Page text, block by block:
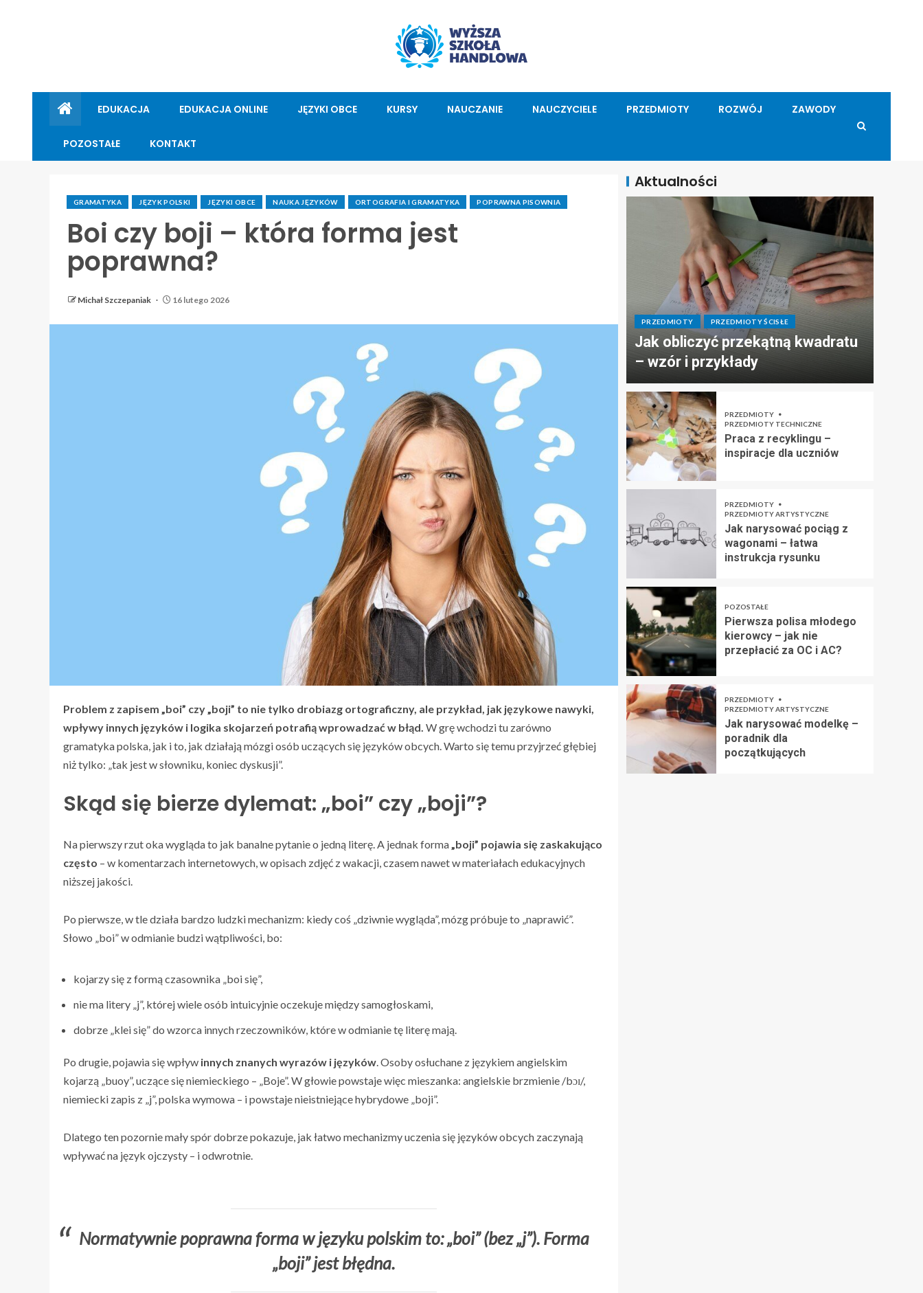
EDUKACJA EDUKACJA ONLINE JĘZYKI OBCE KURSY NAUCZANIE NAUCZYCIELE PRZEDMIOTY ROZWÓJ ZAWODY
POZOSTAŁE KONTAKT
GRAMATYKA JĘZYK POLSKI JĘZYKI OBCE NAUKA JĘZYKÓW ORTOGRAFIA I GRAMATYKA POPRAWNA PISOWNIA
Boi czy boji – która forma jest
poprawna?
Michał Szczepaniak 16 lutego 2026
Problem z zapisem „boi” czy „boji” to nie tylko drobiazg ortograficzny, ale przykład, jak językowe nawyki,
wpływy innych języków i logika skojarzeń potrafią wprowadzać w błąd. W grę wchodzi tu zarówno
gramatyka polska, jak i to, jak działają mózgi osób uczących się języków obcych. Warto się temu przyjrzeć głębiej
niż tylko: „tak jest w słowniku, koniec dyskusji”.
Skąd się bierze dylemat: „boi” czy „boji”?
Na pierwszy rzut oka wygląda to jak banalne pytanie o jedną literę. A jednak forma„boji” pojawia się zaskakująco
często – w komentarzach internetowych, w opisach zdjęć z wakacji, czasem nawet w materiałach edukacyjnych
niższej jakości.
Po pierwsze, w tle działa bardzo ludzki mechanizm: kiedy coś „dziwnie wygląda”, mózg próbuje to „naprawić”.
Słowo „boi” w odmianie budzi wątpliwości, bo:
kojarzy się z formą czasownika „boi się”,
nie ma litery „j”, której wiele osób intuicyjnie oczekuje między samogłoskami,
dobrze „klei się” do wzorca innych rzeczowników, które w odmianie tę literę mają.
Po drugie, pojawia się wpływ innych znanych wyrazów i języków. Osoby osłuchane z językiem angielskim
kojarzą „buoy”, uczące się niemieckiego – „Boje”. W głowie powstaje więc mieszanka: angielskie brzmienie /bɔɪ/,
niemiecki zapis z „j”, polska wymowa – i powstaje nieistniejące hybrydowe „boji”.
Dlatego ten pozornie mały spór dobrze pokazuje, jak łatwo mechanizmy uczenia się języków obcych zaczynają
wpływać na język ojczysty – i odwrotnie.
Normatywnie poprawna forma w języku polskim to: „boi” (bez „j”). Forma
„boji” jest błędna.
Aktualności
PRZEDMIOTY PRZEDMIOTY ŚCISŁE
Jak obliczyć przekątną kwadratu
– wzór i przykłady
PRZEDMIOTY
PRZEDMIOTY TECHNICZNE
Praca z recyklingu –
inspiracje dla uczniów
PRZEDMIOTY
PRZEDMIOTY ARTYSTYCZNE
Jak narysować pociąg z
wagonami – łatwa
instrukcja rysunku
POZOSTAŁE
Pierwsza polisa młodego
kierowcy – jak nie
przepłacić za OC i AC?
PRZEDMIOTY
PRZEDMIOTY ARTYSTYCZNE
Jak narysować modelkę –
poradnik dla
początkujących